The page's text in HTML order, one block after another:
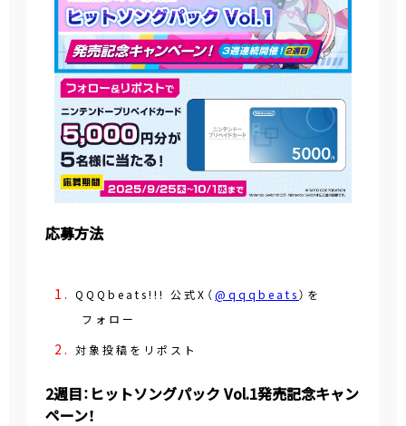
応募方法
QQQbeats!!! 公式X（@qqqbeats）を
フォロー
対象投稿をリポスト
2週目：ヒットソングパック Vol.1発売記念キャン
ペーン！